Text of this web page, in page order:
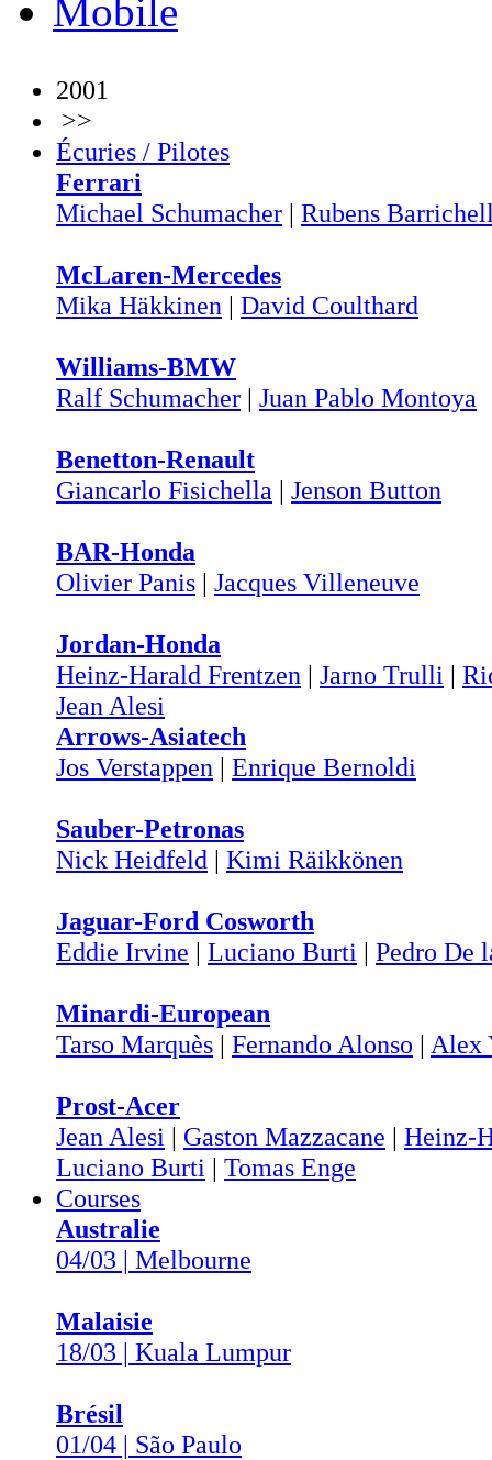
Mobile
2001
>>
Écuries / Pilotes
Ferrari
Michael Schumacher | Rubens
McLaren-Mercedes
Mika Häkkinen | David Coulthard
Williams-BMW
Ralf Schumacher | Juan Pablo Montoya
Benetton-Renault
Giancarlo Fisichella | Jenson Button
BAR-Honda
Olivier Panis | Jacques Villeneuve
Jordan-Honda
Heinz-Harald Frentzen | Jarno Trulli |
Jean Alesi
Arrows-Asiatech
Jos Verstappen | Enrique Bernoldi
Sauber-Petronas
Nick Heidfeld | Kimi Räikkönen
Jaguar-Ford Cosworth
Eddie Irvine | Luciano Burti | Pedro De
Minardi-European
Tarso Marquès | Fernando Alonso | Alex
Prost-Acer
Jean Alesi | Gaston Mazzacane | Heinz-
Luciano Burti | Tomas Enge
Courses
Australie
04/03 | Melbourne
Malaisie
18/03 | Kuala Lumpur
Brésil
01/04 | São Paulo